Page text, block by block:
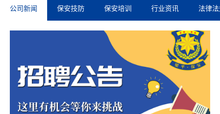
公司新闻 保安技防 保安培训 行业资讯 法律